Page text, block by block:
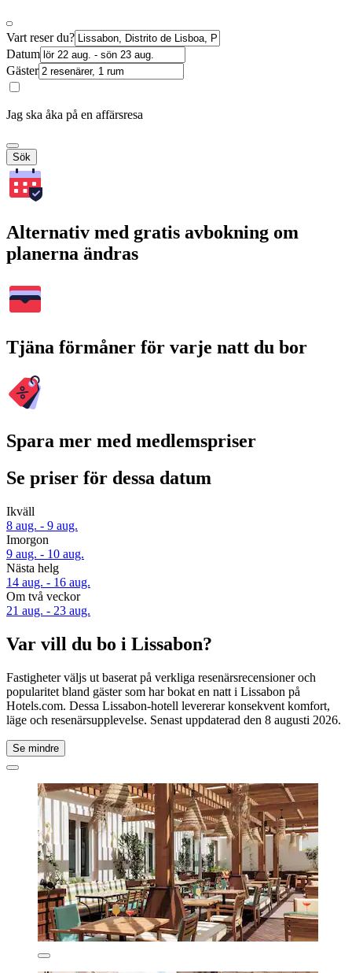
Vart reser du?
Datum
Gäster
Jag ska åka på en affärsresa
Sök
Alternativ med gratis avbokning om
planerna ändras
Tjäna förmåner för varje natt du bor
Spara mer med medlemspriser
Se priser för dessa datum
Ikväll
8 aug. - 9 aug.
Imorgon
9 aug. - 10 aug.
Nästa helg
14 aug. - 16 aug.
Om två veckor
21 aug. - 23 aug.
Var vill du bo i Lissabon?
Fastigheter väljs ut baserat på verkliga resenärsrecensioner och
popularitet bland gäster som har bokat en natt i Lissabon på
Hotels.com. Dessa Lissabon-hotell levererar konsekvent komfort,
läge och resenärsupplevelse. Senast uppdaterad den 8 augusti 2026.
Se mindre